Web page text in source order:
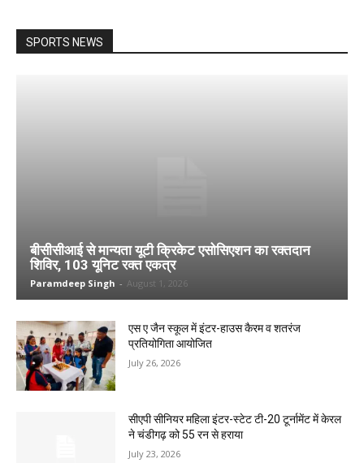
SPORTS NEWS
बीसीसीआई से मान्यता यूटी क्रिकेट एसोसिएशन का रक्तदान
शिविर, 103 यूनिट रक्त एकत्र
Paramdeep Singh - August 1, 2026
एस ए जैन स्कूल में इंटर-हाउस कैरम व शतरंज
प्रतियोगिता आयोजित
July 26, 2026
सीएपी सीनियर महिला इंटर-स्टेट टी-20 टूर्नामेंट में केरल
ने चंडीगढ़ को 55 रन से हराया
July 23, 2026